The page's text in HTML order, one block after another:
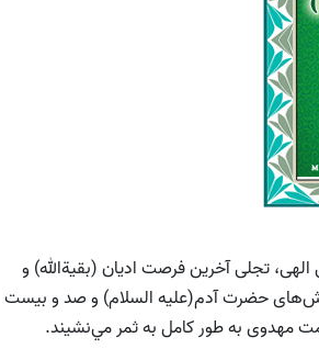
تجلى آخرين فرصت اديان (بقيةالله) و
حضرت آدم(علیه السلام) و صد و بيست
مهدوى به طور كامل به ثمر مي‌نشيند.